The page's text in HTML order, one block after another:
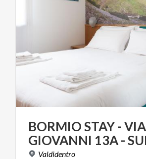
BORMIOSTAY-VIA
GIOVANNI 13A-
Valdidentro